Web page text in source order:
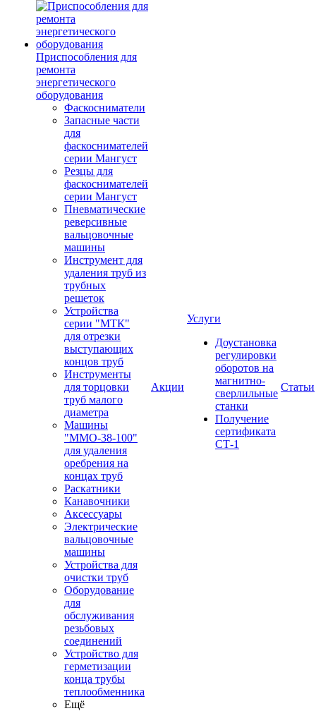
Приспособления для
ремонта
энергетического
оборудования
Фаскосниматели
Запасные части
для
фаскоснимателей
серии Мангуст
Резцы для
фаскоснимателей
серии Мангуст
Пневматические
реверсивные
вальцовочные
машины
Инструмент для
удаления труб из
трубных
решеток
Устройства
серии "МТК"
для отрезки
выступающих
концов труб
Инструменты
для торцовки
труб малого
диаметра
Машины
"ММО-38-100"
для удаления
оребрения на
концах труб
Раскатники
Канавочники
Аксессуары
Электрические
вальцовочные
машины
Устройства для
очистки труб
Оборудование
для
обслуживания
резьбовых
соединений
Устройство для
герметизации
конца трубы
теплообменника
Ещё
Акции
Услуги
Доустановка
регулировки
оборотов на
магнитно-
сверлильные
станки
Получение
сертификата
СТ-1
Статьи